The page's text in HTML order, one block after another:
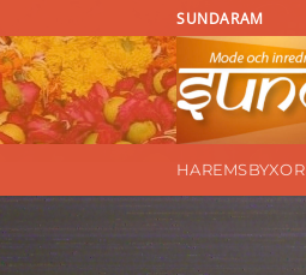
to
content
SUNDARAM
HAREMSBYXOR